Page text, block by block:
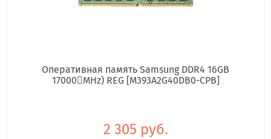
Оперативная память Samsung DDR4 16GB
17000񢋕MHz) REG [M393A2G40DB0-CPB]
2 305 руб.